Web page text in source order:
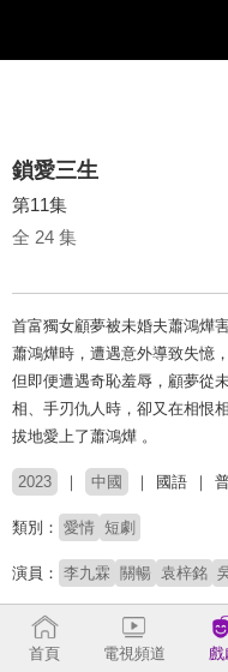
鎖愛三生
第11集
全 24 集
首富獨女顧夢被未婚夫蕭鴻燁
蕭鴻燁時，遭遇意外導致失憶
但即便遭遇奇恥羞辱，顧夢從
相、手刃仇人時，卻又在相恨
拔地愛上了蕭鴻燁 。
2023 中國 國語
類別： 愛情 短劇
演員： 李九霖 關暢 袁梓銘
# 短劇 # 短劇推薦 # 熱
首頁 電視頻道 戲